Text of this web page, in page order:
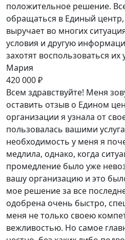
положительное решение.
обращаться в Единый
выручает во многих
условия и другую
захотят воспользоваться их
Мария
420 000 ₽
Всем здравствуйте! Меня
оставить отзыв о Едином
организации я узнала от
пользовалась вашими
необходимость у меня я
медлила, однако, когда
промедление было уже
вашу организацию и это
мое решение за все
одобрена очень быстро,
меня не только своею
вежливостью. Но самое